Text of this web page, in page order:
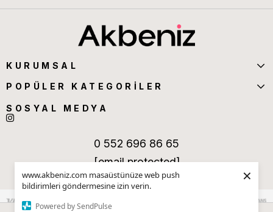
www.akbeniz.com masaüstünüze web push
bildirimleri göndermesine izin verin.
Powered by SendPulse
×
KURUMSAL
POPÜLER KATEGORİLER
SOSYAL MEDYA
0 552 696 86 65
[email protected]